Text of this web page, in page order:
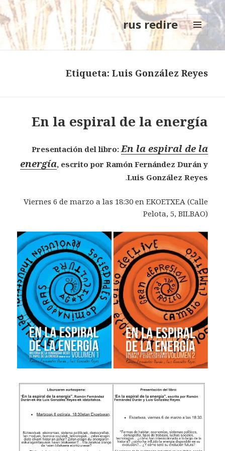
rus redire
MENÚ
Y
Etiqueta: Luis González Reyes
En la espiral de la energía
Presentación del libro:En la espiral de la
energía, escrito por Ramón Fernández Durán y
Luis González Reyes
.
Viernes 6 de marzo a las 18:30 en EKOETXEA (Calle
Pelota, 5, BILBAO)